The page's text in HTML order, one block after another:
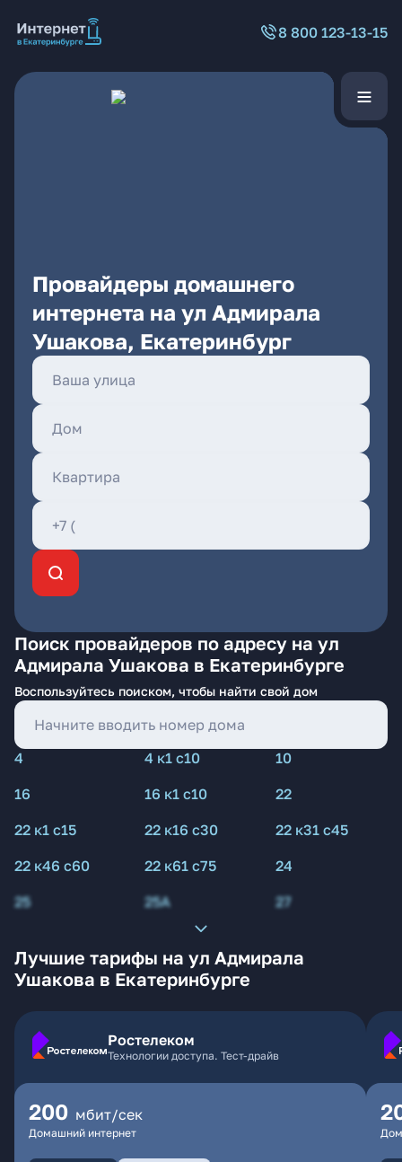
8 800 123-13-15
Провайдеры домашнего
интернета на ул Адмирала
Ушакова, Екатеринбург
Поиск провайдеров по адресу на ул
Адмирала Ушакова в Екатеринбурге
Воспользуйтесь поиском, чтобы найти свой дом
4 4 к1 с10
10
16
16 к1 с10
22
22 к1 с15
22 к16 с30
22 к31 с45
22 к46 с60
22 к61 с75
24
25
25А 27
Лучшие тарифы на ул Адмирала
Ушакова в Екатеринбурге
Ростелеком
Технологии доступа. Тест-драйв
200 мбит/сек
Домашний интернет